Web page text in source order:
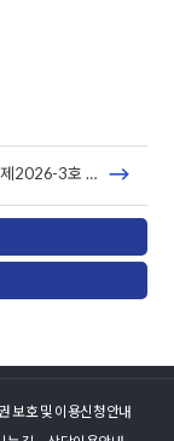
[채용공고] 제2026-3호 한국청소년상담복지개발원 청년인턴(체험형) 모집
보호 및 이용신청안내